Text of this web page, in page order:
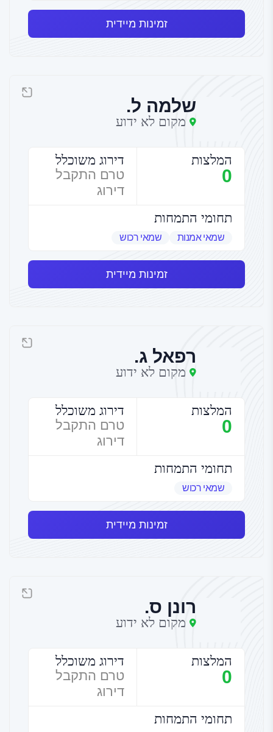
זמינות מיידית
שלמה ל.
מקום לא ידוע
המלצות
0
דירוג משוכלל
טרם התקבל
דירוג
תחומי התמחות
שמאי אמנות שמאי רכוש
זמינות מיידית
רפאל ג.
מקום לא ידוע
המלצות
0
דירוג משוכלל
טרם התקבל
דירוג
תחומי התמחות
שמאי רכוש
זמינות מיידית
רונן ס.
מקום לא ידוע
המלצות
0
דירוג משוכלל
טרם התקבל
דירוג
תחומי התמחות